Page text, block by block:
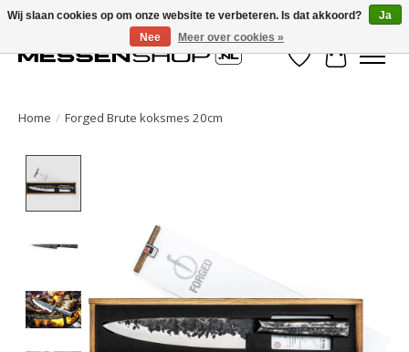
Verlanglijst
Home / Forged Brute koksmes 20cm
Wij slaan cookies op om onze website te verbeteren. Is dat akkoord?
Ja
Nee
Meer over cookies »